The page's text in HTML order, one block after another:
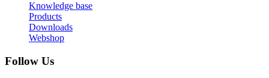
Knowledge base
Products
Downloads
Webshop
Follow Us